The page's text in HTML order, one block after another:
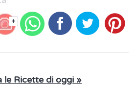
+
le Ricette di oggi »